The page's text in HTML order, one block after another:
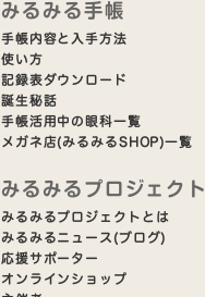
みるみる手帳
手帳内容と入手方法
使い方
記録表ダウンロード
誕生秘話
手帳活用中の眼科一覧
メガネ店(みるみるSHOP)一覧
みるみるプロジェクト
みるみるプロジェクトとは
みるみるニュース(ブログ)
応援サポーター
オンラインショップ